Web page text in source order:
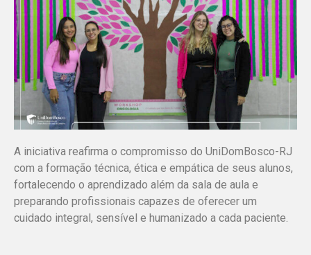
A iniciativa reafirma o compromisso do UniDomBosco-RJ
com a formação técnica, ética e empática de seus alunos,
fortalecendo o aprendizado além da sala de aula e
preparando profissionais capazes de oferecer um
cuidado integral, sensível e humanizado a cada paciente.